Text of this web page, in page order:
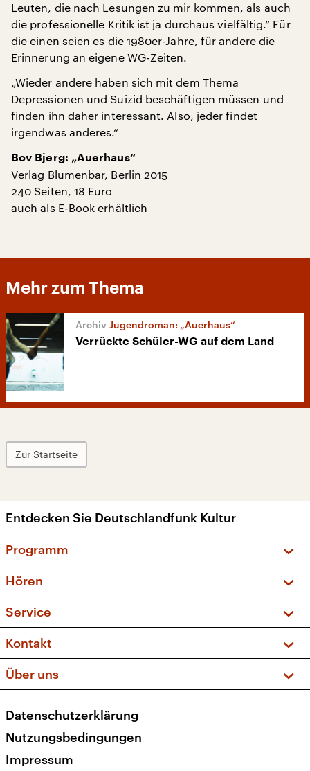
Leuten, die nach Lesungen zu mir kommen, als auch
die professionelle Kritik ist ja durchaus vielfältig.“ Für
die einen seien es die 1980er-Jahre, für andere die
Erinnerung an eigene WG-Zeiten.
„Wieder andere haben sich mit dem Thema
Depressionen und Suizid beschäftigen müssen und
finden ihn daher interessant. Also, jeder findet
irgendwas anderes.“
Bov Bjerg: „Auerhaus“
Verlag Blumenbar, Berlin 2015
240 Seiten, 18 Euro
auch als E-Book erhältlich
Mehr zum Thema
Jugendroman: „Auerhaus“
Verrückte Schüler-WG auf dem Land
Zur Startseite
Entdecken Sie Deutschlandfunk Kultur
Programm
Sendungen und Podcasts
Musikliste
Kakadu – Das Kinderprogramm
Hören
Frequenzen (UKW + DAB+)
Service
FAQ
Apps
Newsletter
Veranstaltungen
Kontakt
Social Media
Über uns
Presse
Karriere
Transparenz
Datenschutzerklärung
Nutzungsbedingungen
Impressum